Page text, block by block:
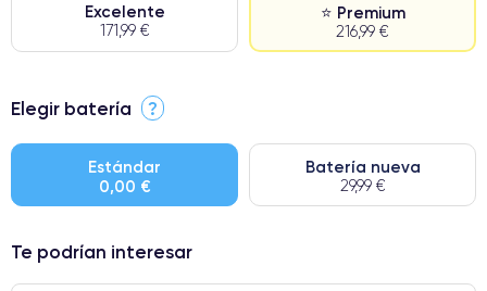
Excelente
171,99 €
⭐ Premium
216,99 €
⭐ Premium
● Batería: uso intensivo.
● Solo el 5% de nuestros teléfonos tienen una categoría Premium.
Elegir batería ?
Estándar
0,00 €
Batería nueva
29,99 €
Te podrían interesar